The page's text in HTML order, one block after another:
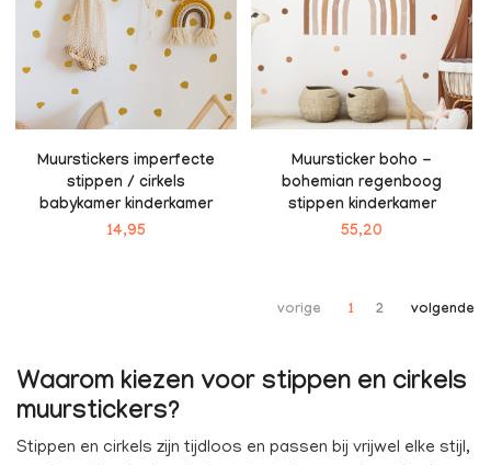
Muurstickers imperfecte
stippen / cirkels
babykamer kinderkamer
14,95
Muursticker boho -
bohemian regenboog
stippen kinderkamer
55,20
vorige 1 2 volgende
Waarom kiezen voor stippen en cirkels
muurstickers?
Stippen en cirkels zijn tijdloos en passen bij vrijwel elke stijl,